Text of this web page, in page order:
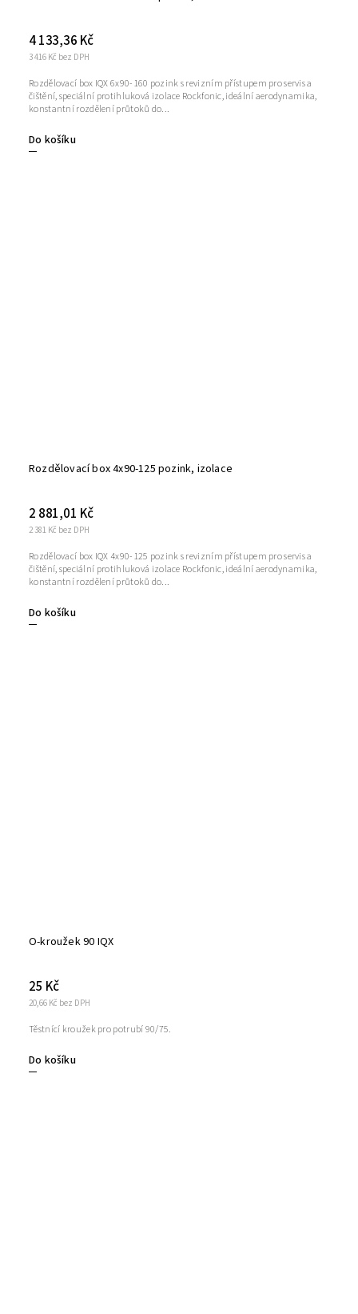
3 416 Kč bez DPH
4 133,36 Kč
Do košíku
Rozdělovací box IQX 6x90-160 pozink s revizním přístupem pro servis a
čištění, speciální protihluková izolace Rockfonic, ideální aerodynamika,
konstantní rozdělení průtoků do...
Rozdělovací box 4x90-125 pozink, izolace
2 381 Kč bez DPH
2 881,01 Kč
Do košíku
Rozdělovací box IQX 4x90-125 pozink s revizním přístupem pro servis a
čištění, speciální protihluková izolace Rockfonic, ideální aerodynamika,
konstantní rozdělení průtoků do...
O-kroužek 90 IQX
20,66 Kč bez DPH
25 Kč
Do košíku
Těstnící kroužek pro potrubí 90/75.